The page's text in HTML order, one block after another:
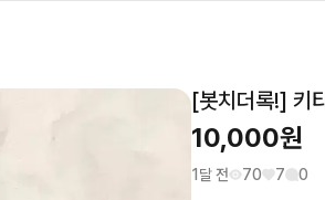
[봇치더록!] 키
10,000원
1달 전 70 7 0